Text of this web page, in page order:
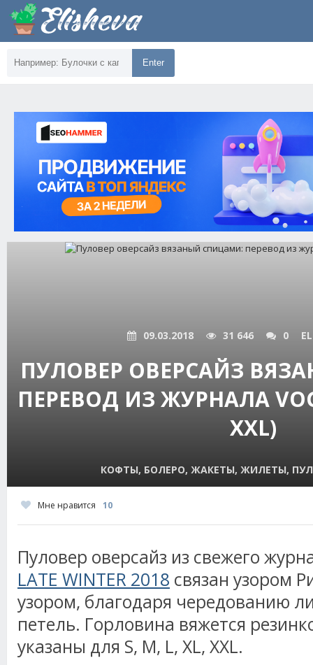
Enter
09.03.2018 31 646 0
ПУЛОВЕР ОВЕРСАЙЗ
ПЕРЕВОД ИЗ ЖУРНАЛА
XXL)
КОФТЫ, БОЛЕРО, ЖАКЕТЫ, ЖИЛЕТЫ,
Мне нравится 10
Пуловер оверсайз из свежего
LATE WINTER 2018 связан узором
узором, благодаря чередованию
петель. Горловина вяжется
указаны для S, M, L, XL, XXL.